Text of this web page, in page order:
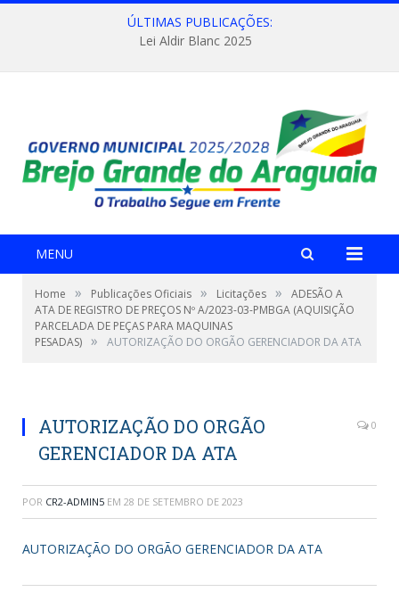
ÚLTIMAS PUBLICAÇÕES:
Lei Aldir Blanc 2025
MENU
Home » Publicações Oficiais » Licitações »
ADESÃO A
ATA DE REGISTRO DE PREÇOS Nº A/2023-03-PMBGA (AQUISIÇÃO
PARCELADA DE PEÇAS PARA MAQUINAS
PESADAS) » AUTORIZAÇÃO DO ORGÃO GERENCIADOR DA ATA
AUTORIZAÇÃO DO ORGÃO
GERENCIADOR DA ATA
0
POR CR2-ADMIN5 EM 28 DE SETEMBRO DE 2023
AUTORIZAÇÃO DO ORGÃO GERENCIADOR DA ATA